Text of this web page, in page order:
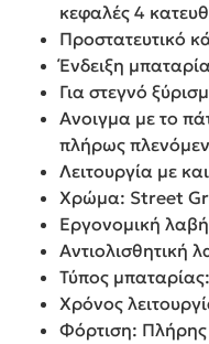
κεφαλές 4
Προστατευτικό
Ένδειξη
Για στεγνό
Ανοιγμα με το
πλήρως
Λειτουργία με
Χρώμα: Street
Εργονομική λαβή
Αντιολισθητική
Τύπος
Χρόνος
Φόρτιση: